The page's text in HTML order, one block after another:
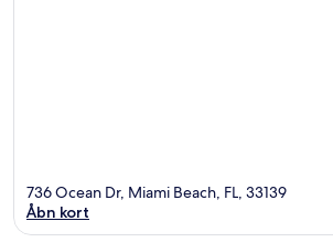
736 Ocean Dr, Miami Beach, FL, 33139
Åbn kort